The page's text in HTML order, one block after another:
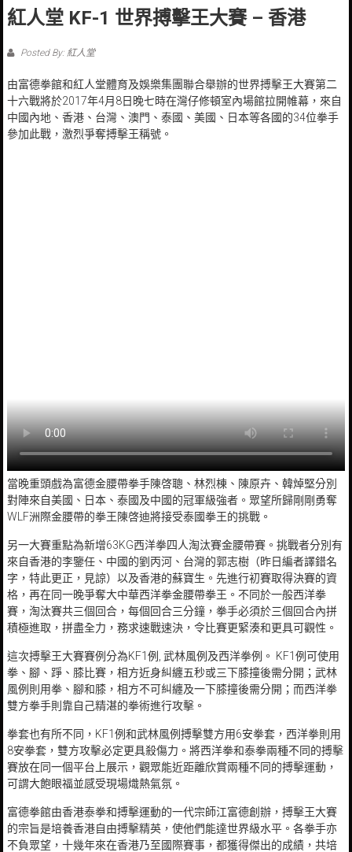
紅人堂 KF-1 世界搏擊王大賽 – 香港
Posted By: 紅人堂
由富德拳館和紅人堂體育及娛樂集團聯合舉辦的世界搏擊王大賽第二
十六戰將於2017年4月8日晚七時在灣仔修頓室內場館拉開帷幕，來自
中國內地、香港、台灣、澳門、泰國、美國、日本等各國的34位拳手
參加此戰，激烈爭奪搏擊王稱號。
當晚重頭戲為富德金腰帶拳手陳啓聰、林烈棟、陳原卉、韓焯堅分別
對陣來自美國、日本、泰國及中國的冠軍級強者。眾望所歸剛剛勇奪
WLF洲際金腰帶的拳王陳啓迪將接受泰國拳王的挑戰。
另一大賽重點為新增63KG西洋拳四人淘汰賽金腰帶賽。挑戰者分別有
來自香港的李鑒任、中國的劉丙河、台灣的郭志樹（昨日編者譯錯名
字，特此更正，見諒）以及香港的蘇寶生。先進行初賽取得決賽的資
格，再在同一晚爭奪大中華西洋拳金腰帶拳王。不同於一般西洋拳
賽，淘汰賽共三個回合，每個回合三分鐘，拳手必須於三個回合內拼
積極進取，拼盡全力，務求速戰速決，令比賽更緊湊和更具可觀性。
這次搏擊王大賽賽例分為KF1例, 武林風例及西洋拳例。 KF1例可使用
拳、腳、踭、膝比賽，相方近身糾纏五秒或三下膝撞後需分開；武林
風例則用拳、腳和膝，相方不可糾纏及一下膝撞後需分開；而西洋拳
雙方拳手則靠自己精湛的拳術進行攻擊。
拳套也有所不同，KF1例和武林風例搏擊雙方用6安拳套，西洋拳則用
8安拳套，雙方攻擊必定更具殺傷力。將西洋拳和泰拳兩種不同的搏擊
賽放在同一個平台上展示，觀眾能近距離欣賞兩種不同的搏擊運動，
可謂大飽眼福並感受現場熾熱氣氛。
富德拳館由香港泰拳和搏擊運動的一代宗師江富德創辦，搏擊王大賽
的宗旨是培養香港自由搏擊精英，使他們能達世界級水平。各拳手亦
不負眾望，十幾年來在香港乃至國際賽事，都獲得傑出的成績，共培